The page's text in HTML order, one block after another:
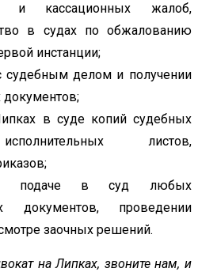
и кассационных жалоб,
в судах по обжалованию
инстанции;
судебным делом и получении
документов;
в суде копий судебных
листов,
и подаче в суд любых
документов, проведении
заочных решений.
на Липках, звоните нам, и